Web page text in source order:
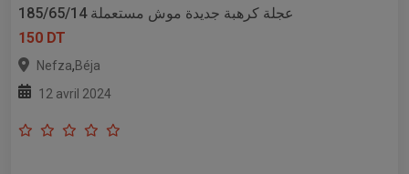
عجلة كرهبة جديدة موش مستعملة 185/65/14
150 DT
Nefza,Béja
12 avril 2024